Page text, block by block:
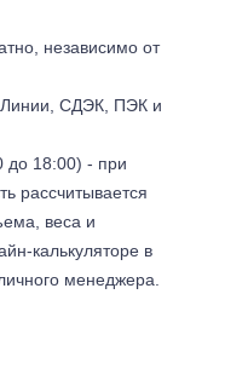
независимо от
СДЭК, ПЭК и
до 18:00) - при
рассчитывается
веса и
калькуляторе в
менеджера.